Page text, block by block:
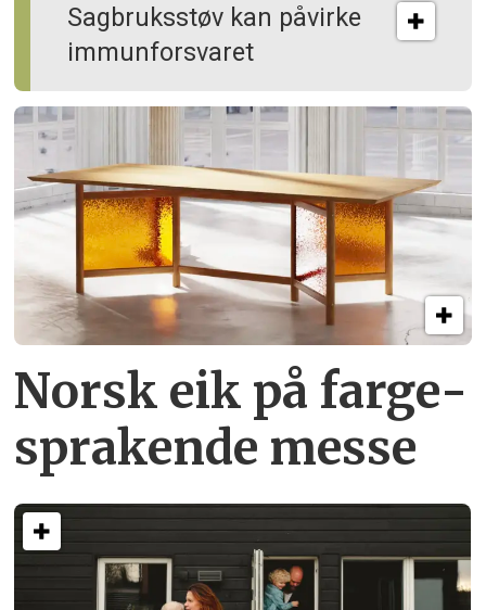
Sagbruksstøv kan på­virke
immun­forsvaret
Norsk eik på farge­
sprakende messe